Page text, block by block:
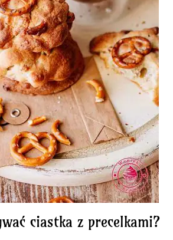
ciastka z precelkami?